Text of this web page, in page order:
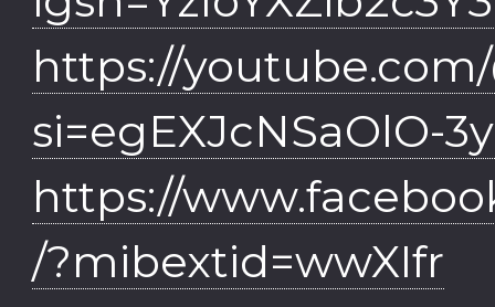
https://
si=egEXJcNSaOlO-
https://
/?mibextid=wwXIfr